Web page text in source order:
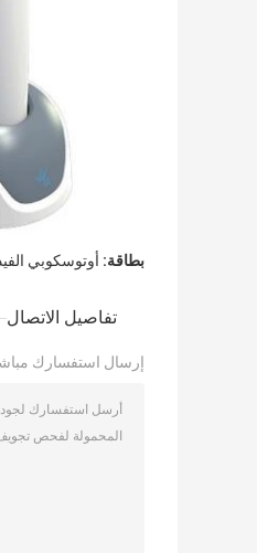
بطاقة: أوتوسكوبي
تفاصيل الاتصال
إرسال استفسارك